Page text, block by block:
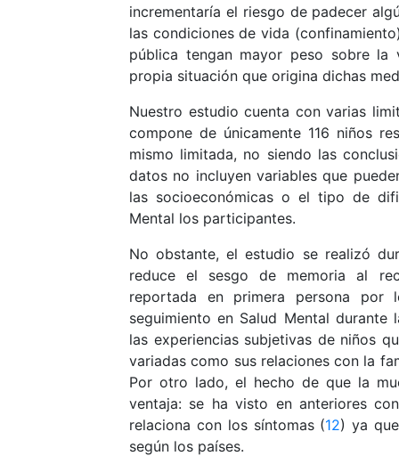
incrementaría el riesgo de padecer
las condiciones de vida
pública tengan mayor peso sobre
propia situación que origina dichas
Nuestro estudio cuenta con varias
compone de únicamente 116 niños
mismo limitada, no siendo las
datos no incluyen variables que
las socioeconómicas o el tipo de
Mental los participantes.
No obstante, el estudio se realizó
reduce el sesgo de memoria al
reportada en primera persona por
seguimiento en Salud Mental
las experiencias subjetivas de niños
variadas como sus relaciones con la
Por otro lado, el hecho de que la
ventaja: se ha visto en anteriores
relaciona con los síntomas (12) ya
según los países.